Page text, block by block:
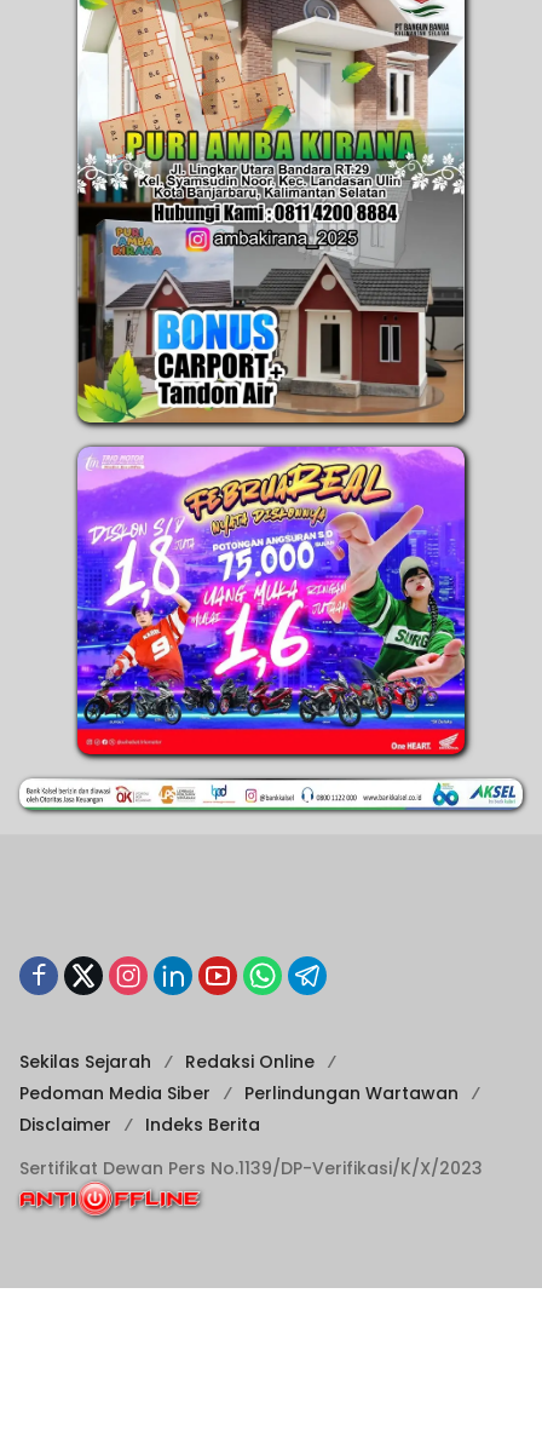
Sekilas Sejarah
Redaksi Online
Pedoman Media Siber
Perlindungan Wartawan
Disclaimer
Indeks Berita
Sertifikat Dewan Pers No.1139/DP-Verifikasi/K/X/2023